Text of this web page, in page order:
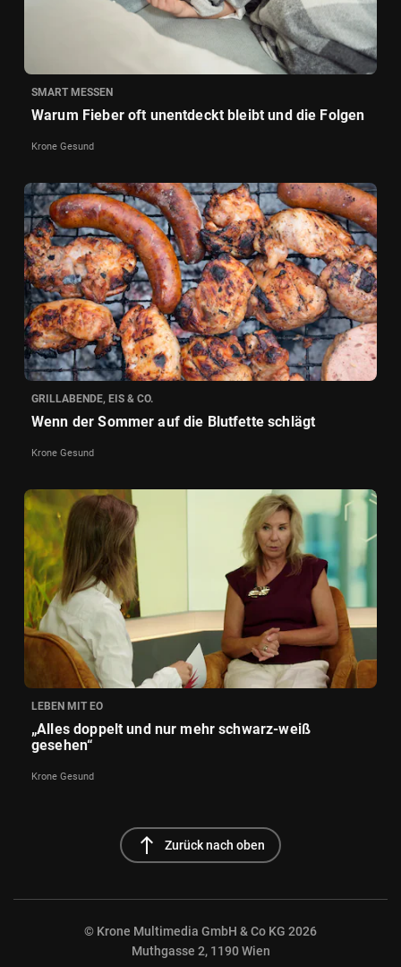
SMART MESSEN
Warum Fieber oft unentdeckt bleibt und die Folgen
Krone Gesund
GRILLABENDE, EIS & CO.
Wenn der Sommer auf die Blutfette schlägt
Krone Gesund
LEBEN MIT EO
„Alles doppelt und nur mehr schwarz-weiß
gesehen“
Krone Gesund
north Zurück nach oben
© Krone Multimedia GmbH & Co KG 2026
Muthgasse 2, 1190 Wien